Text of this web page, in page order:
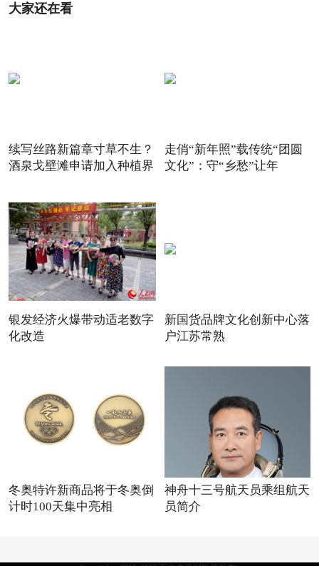
大家还在看
续写丝路新篇章寸草不生？
酒泉戈壁滩申请加入种植界
走俏“新年照”载传统“团圆
文化”：守“乡愁”让年
银发经济火爆带动适老数字
化改造
新国货品牌文化创新中心落
户江苏常熟
冬奥特许新商品将于冬奥倒
计时100天集中亮相
神舟十三号航天员乘组航天
员简介